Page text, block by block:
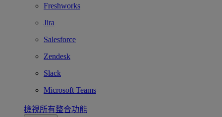
Freshworks
Jira
Salesforce
Zendesk
Slack
Microsoft Teams
檢視所有整合功能